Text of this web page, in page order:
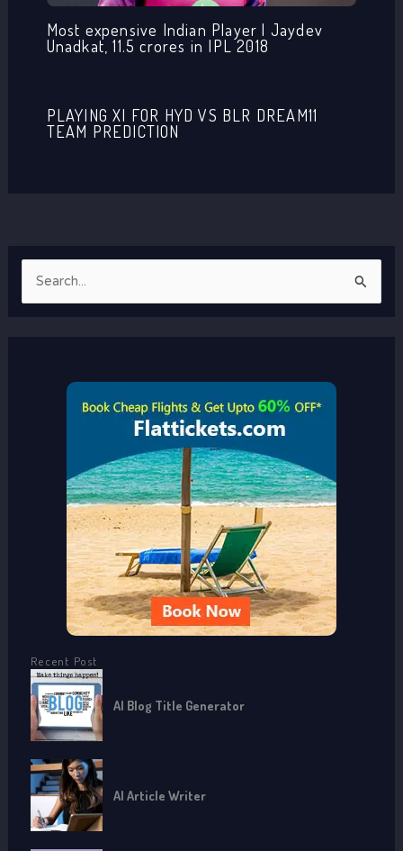
Most expensive Indian Player | Jaydev
Unadkat, 11.5 crores in IPL 2018
PLAYING XI FOR HYD VS BLR DREAM11
TEAM PREDICTION
Recent Post
AI Blog Title Generator
AI Article Writer